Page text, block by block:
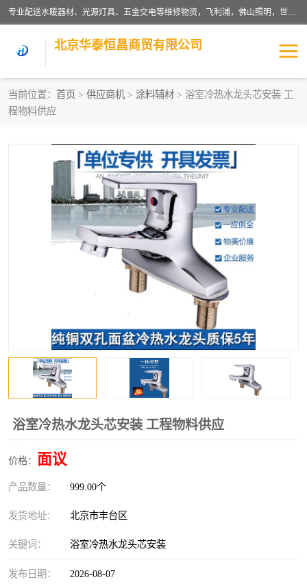
专业配送水暖器材、光源灯具、五金交电等维修物资，飞利浦，佛山照明，世达，博世，九牧，特陶等各产品涉及国内外知名品牌。公司专注与物业、学校、酒店、工厂等单位合作，提供一站式配送服务，降低客户综合成本。依托电子商务改变传统模式，以专业的团队为客户提供24H物资配送到达，货到月结、统一开票，便捷退换等服务，提高了企业的运营效率。
北京华泰恒昌商贸有限公司
当前位置： 首页 > 供应商机 > 涂料辅材 > 浴室冷热水龙头芯安装 工
程物料供应
浴室冷热水龙头芯安装 工程物料供应
价格： 面议
产品数量： 999.00个
发货地址： 北京市丰台区
关键词： 浴室冷热水龙头芯安装
发布日期： 2026-08-07
水暖阀门
涂料辅材